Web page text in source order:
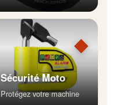
◆
Sécurité Moto
Protégez votre machine